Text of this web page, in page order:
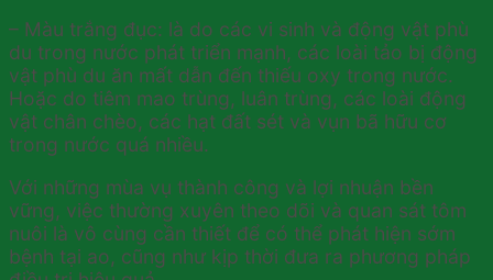
– Màu trắng đục: là do các vi sinh và động vật phù
du trong nước phát triển mạnh, các loài tảo bị động
vật phù du ăn mất dẫn đến thiếu oxy trong nước.
Hoặc do tiêm mao trùng, luân trùng, các loài động
vật chân chèo, các hạt đất sét và vụn bã hữu cơ
trong nước quá nhiều.
Với những mùa vụ thành công và lợi nhuận bền
vững, việc thường xuyên theo dõi và quan sát tôm
nuôi là vô cùng cần thiết để có thể phát hiện sớm
bệnh tại ao, cũng như kịp thời đưa ra phương pháp